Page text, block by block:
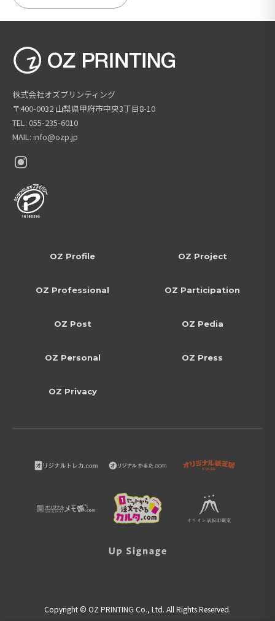
株式会社オズプリンティング
〒400-0032 山梨県甲府市中央3丁目8-10
TEL: 055-235-6010
MAIL: info@ozp.jp
OZ Profile OZ Project
OZ Professional OZ Participation
OZ Post OZ Pedia
OZ Personal OZ Press
OZ Privacy
Copyright © OZ PRINTING Co., Ltd. All Rights Reserved.